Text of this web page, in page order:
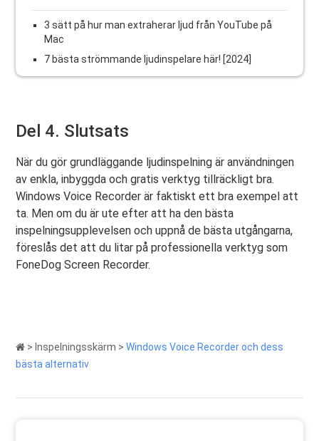
3 sätt på hur man extraherar ljud från YouTube på
Mac
7 bästa strömmande ljudinspelare här! [2024]
Del 4. Slutsats
När du gör grundläggande ljudinspelning är användningen
av enkla, inbyggda och gratis verktyg tillräckligt bra.
Windows Voice Recorder är faktiskt ett bra exempel att
ta. Men om du är ute efter att ha den bästa
inspelningsupplevelsen och uppnå de bästa utgångarna,
föreslås det att du litar på professionella verktyg som
FoneDog Screen Recorder.
> Inspelningsskärm >Windows Voice Recorder och dess
bästa alternativ